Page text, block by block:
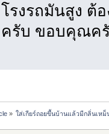
โรงรถมันสูง ต้
ครับ ขอบคุณค
» ใส่เกียร์ถอยขึ้นบ้านแล้วมีกลิ่นเหม็